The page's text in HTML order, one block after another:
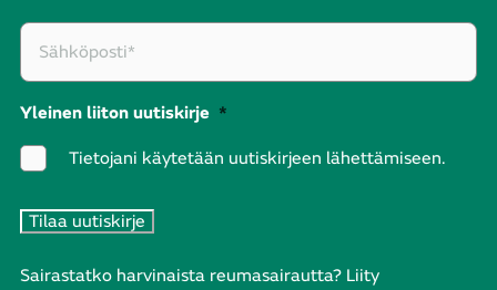
Yleinen liiton uutiskirje *
Tietojani käytetään uutiskirjeen lähettämiseen.
Sairastatko harvinaista reumasairautta? Liity